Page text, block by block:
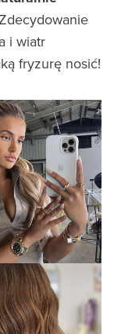
i wiatr
fryzurę nosić!